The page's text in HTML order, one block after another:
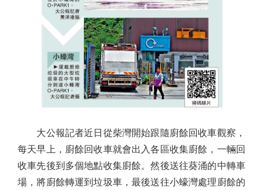
大公報記者近日從柴灣開始跟隨廚餘回收車觀察，
每天早上，廚餘回收車就會出入各區收集廚餘，一輛回
收車先後到多個地點收集廚餘。然後送往葵涌的中轉車
場，將廚餘轉運到垃圾車，最後送往小蠔灣處理廚餘的